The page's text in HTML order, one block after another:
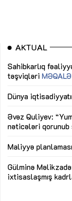
AKTUAL
Sahibkarlıq
təşviqləri MƏQALƏ
Dünya
Əvəz Quliyev:
nəticələri qorunub
Maliyyə
Gülminə
ixtisaslaşmış